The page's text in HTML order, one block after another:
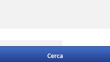
Cerca